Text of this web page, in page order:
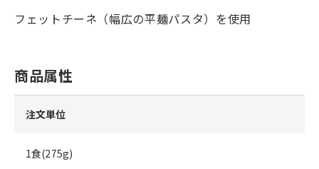
フェットチーネ（幅広の平麺パスタ）を使用
商品属性
注文単位
1食(275g)